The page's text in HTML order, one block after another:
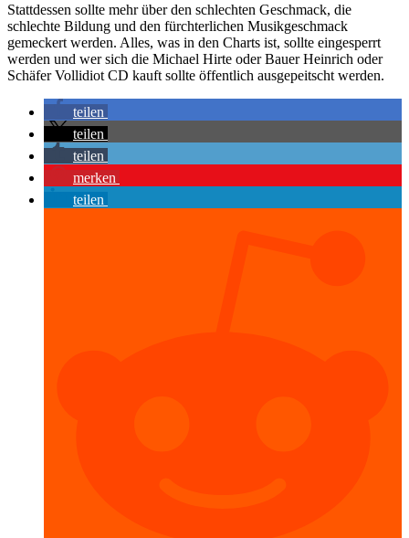
Stattdessen sollte mehr über den schlechten Geschmack, die
schlechte Bildung und den fürchterlichen Musikgeschmack
gemeckert werden. Alles, was in den Charts ist, sollte eingesperrt
werden und wer sich die Michael Hirte oder Bauer Heinrich oder
Schäfer Vollidiot CD kauft sollte öffentlich ausgepeitscht werden.
teilen
teilen
teilen
merken
teilen